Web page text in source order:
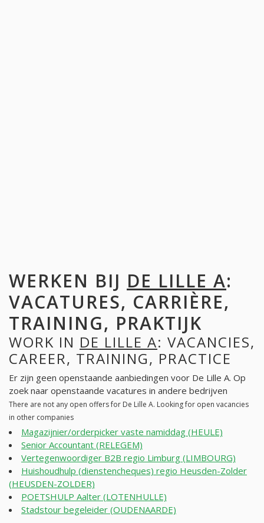
WERKEN BIJ DE LILLE A:
VACATURES, CARRIÈRE,
TRAINING, PRAKTIJK
WORK IN DE LILLE A: VACANCIES,
CAREER, TRAINING, PRACTICE
Er zijn geen openstaande aanbiedingen voor De Lille A. Op
zoek naar openstaande vacatures in andere bedrijven
There are not any open offers for De Lille A. Looking for open vacancies
in other companies
Magazijnier/orderpicker vaste namiddag (HEULE)
Senior Accountant (RELEGEM)
Vertegenwoordiger B2B regio Limburg (LIMBOURG)
Huishoudhulp (dienstencheques) regio Heusden-Zolder
(HEUSDEN-ZOLDER)
POETSHULP Aalter (LOTENHULLE)
Stadstour begeleider (OUDENAARDE)